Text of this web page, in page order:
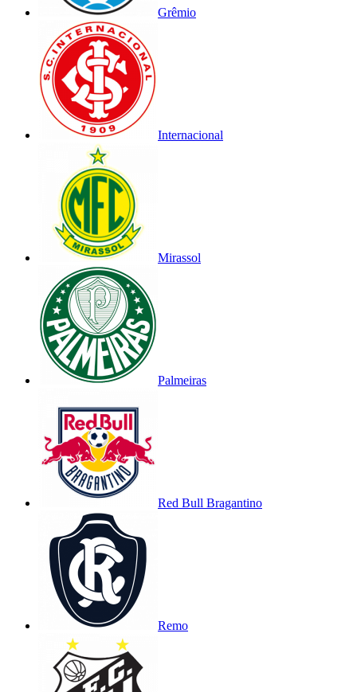
Grêmio
Internacional
Mirassol
Palmeiras
Red Bull Bragantino
Remo